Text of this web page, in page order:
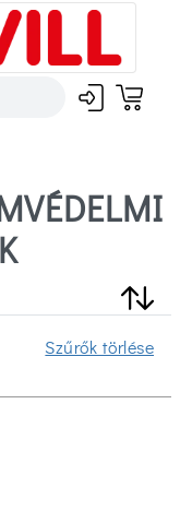
Szűrők törlése